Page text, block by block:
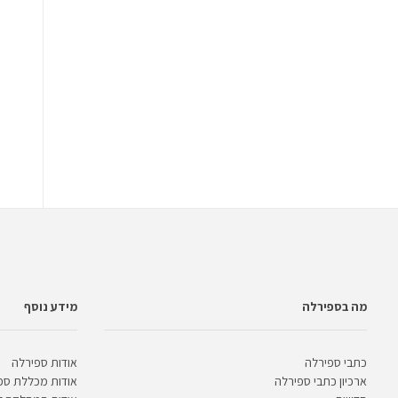
מידע נוסף
אודות ספירלה
אודות מכללת
מה בספירלה
כתבי ספירלה
ארכיון כתבי ספירלה